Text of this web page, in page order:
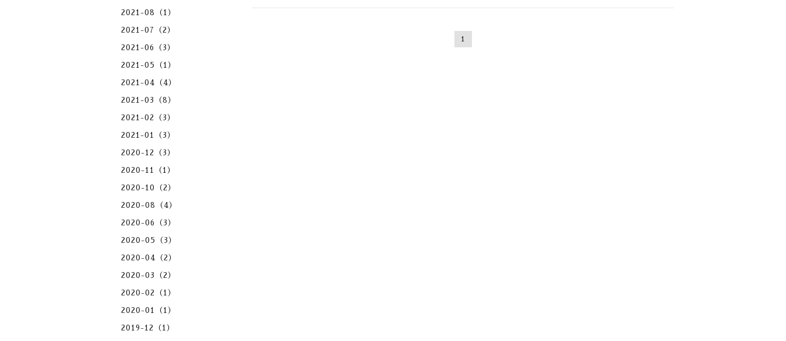
1
2021-08（1）
2021-07（2）
2021-06（3）
2021-05（1）
2021-04（4）
2021-03（8）
2021-02（3）
2021-01（3）
2020-12（3）
2020-11（1）
2020-10（2）
2020-08（4）
2020-06（3）
2020-05（3）
2020-04（2）
2020-03（2）
2020-02（1）
2020-01（1）
2019-12（1）